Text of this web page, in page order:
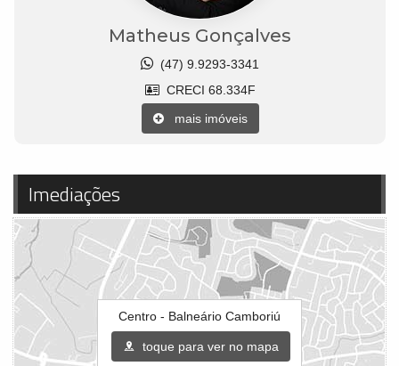
Matheus Gonçalves
(47) 9.9293-3341
CRECI 68.334F
mais imóveis
Imediações
Centro - Balneário Camboriú
toque para ver no mapa